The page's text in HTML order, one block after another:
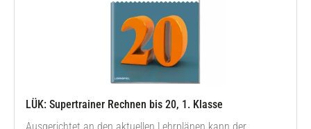
LÜK: Supertrainer Rechnen bis 20, 1. Klasse